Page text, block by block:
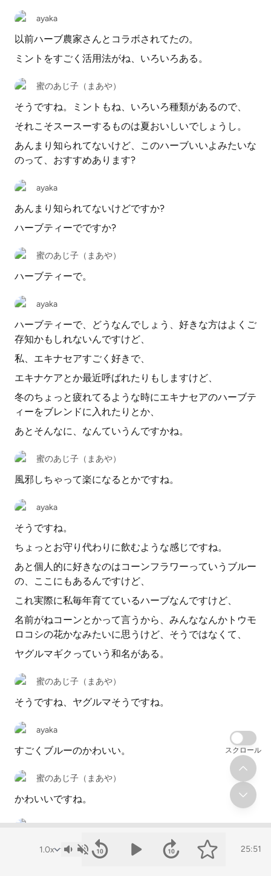
ayaka
以前ハーブ農家さんとコラボされてたの。
ミントをすごく活用法がね、いろいろある。
蜜のあじ子（まあや）
そうですね。ミントもね、いろいろ種類があるので、
それこそスースーするものは夏おいしいでしょうし。
あんまり知られてないけど、このハーブいいよみたいな
のって、おすすめあります?
ayaka
あんまり知られてないけどですか?
ハーブティーでですか?
蜜のあじ子（まあや）
ハーブティーで。
ayaka
ハーブティーで、どうなんでしょう、好きな方はよくご
存知かもしれないんですけど、
私、エキナセアすごく好きで、
エキナケアとか最近呼ばれたりもしますけど、
冬のちょっと疲れてるような時にエキナセアのハーブテ
ィーをブレンドに入れたりとか、
あとそんなに、なんていうんですかね。
蜜のあじ子（まあや）
風邪しちゃって楽になるとかですね。
ayaka
そうですね。
ちょっとお守り代わりに飲むような感じですね。
あと個人的に好きなのはコーンフラワーっていうブルー
の、ここにもあるんですけど、
これ実際に私毎年育てているハーブなんですけど、
名前がねコーンとかって言うから、みんななんかトウモ
ロコシの花かなみたいに思うけど、そうではなくて、
ヤグルマギクっていう和名がある。
蜜のあじ子（まあや）
そうですね、ヤグルマそうですね。
ayaka
すごくブルーのかわいい。
蜜のあじ子（まあや）
かわいいですね。
昔からあるハーブなんですけど。 25:51
スクロール